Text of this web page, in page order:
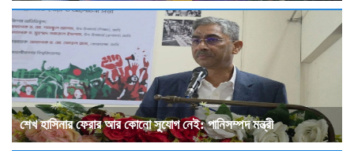
শেখ হাসিনার ফেরার আর কোনো সুযোগ নেই: পানিসম্পদ মন্ত্রী